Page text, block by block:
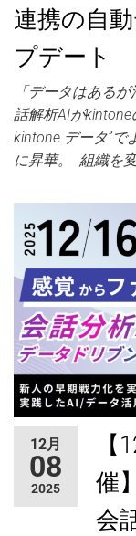
連携の自
プデート
「データはある
話解析AIが
kintone データ”で
に昇華。 組織を
12月
08
2025
催
会